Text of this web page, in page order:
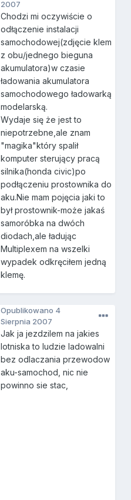
2007
Chodzi mi oczywiście o
odłączenie instalacji
samochodowej(zdjęcie klem
z obu/jednego bieguna
akumulatora)w czasie
ładowania akumulatora
samochodowego ładowarką
modelarską.
Wydaje się że jest to
niepotrzebne,ale znam
"magika"który spalił
komputer sterujący pracą
silnika(honda civic)po
podłączeniu prostownika do
aku.Nie mam pojęcia jaki to
był prostownik-może jakaś
samoróbka na dwóch
diodach,ale ładując
Multiplexem na wszelki
wypadek odkręciłem jedną
klemę.
Opublikowano 4
Sierpnia 2007
Jak ja jezdzilem na jakies
lotniska to ludzie ladowalni
bez odlaczania przewodow
aku-samochod, nic nie
powinno sie stac,